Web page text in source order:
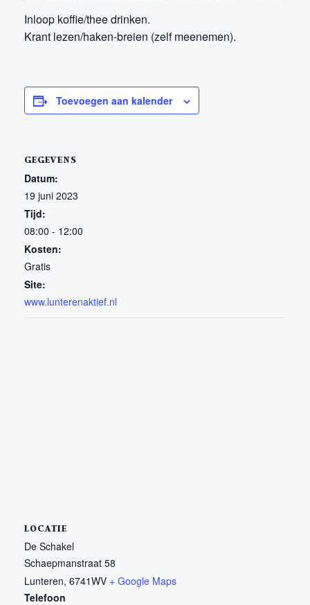
Inloop koffie/thee drinken.
Krant lezen/haken-breien (zelf meenemen).
Toevoegen aan kalender
GEGEVENS
Datum:
19 juni 2023
Tijd:
08:00 - 12:00
Kosten:
Gratis
Site:
www.lunterenaktief.nl
LOCATIE
De Schakel
Schaepmanstraat 58
Lunteren, 6741WV + Google Maps
Telefoon